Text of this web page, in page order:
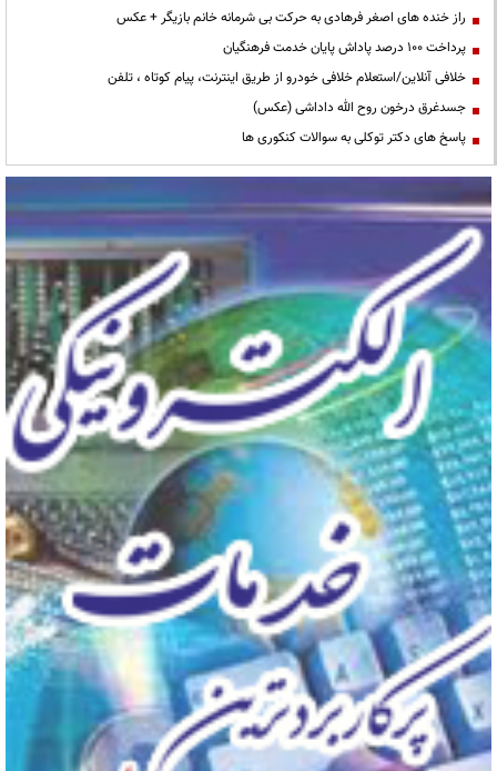
راز خنده های اصغر فرهادی به حرکت بی شرمانه خانم بازیگر + عکس
پرداخت ۱۰۰ درصد پاداش پایان خدمت فرهنگیان
خلافی آنلاین/استعلام خلافی خودرو از طریق اینترنت، پیام کوتاه ، تلفن
جسدغرق درخون روح الله داداشی (عکس)
پاسخ های دکتر توکلی به سوالات کنکوری ها